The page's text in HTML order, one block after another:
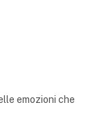
emozioni che